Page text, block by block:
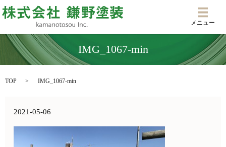
メニ
メニュー
IMG_1067-min
TOP IMG_1067-min
2021-05-06